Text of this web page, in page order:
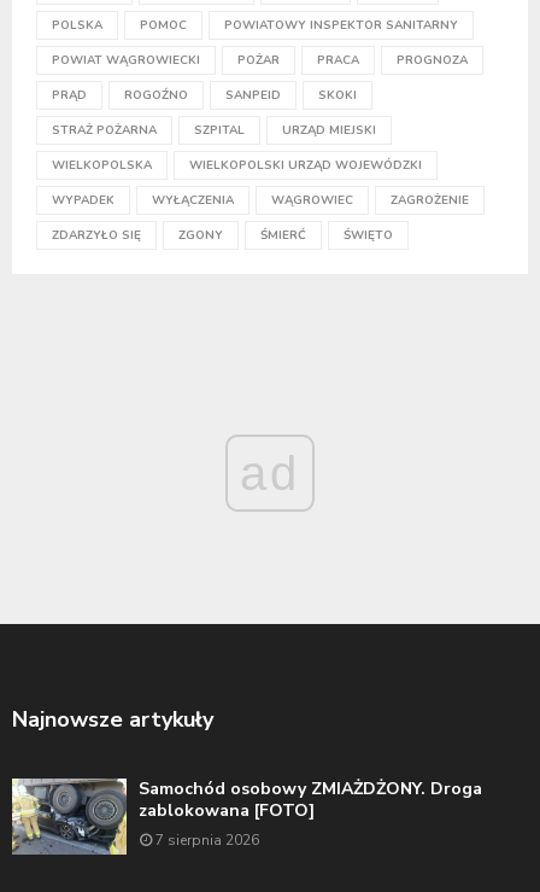
POLSKA POMOC POWIATOWY INSPEKTOR SANITARNY
POWIAT WĄGROWIECKI POŻAR PRACA PROGNOZA
PRĄD ROGOŹNO SANPEID SKOKI
STRAŻ POŻARNA SZPITAL URZĄD MIEJSKI
WIELKOPOLSKA WIELKOPOLSKI URZĄD WOJEWÓDZKI
WYPADEK WYŁĄCZENIA WĄGROWIEC ZAGROŻENIE
ZDARZYŁO SIĘ ZGONY ŚMIERĆ ŚWIĘTO
ad
Najnowsze artykuły
Samochód osobowy ZMIAŻDŻONY. Droga
zablokowana [FOTO]
7 sierpnia 2026